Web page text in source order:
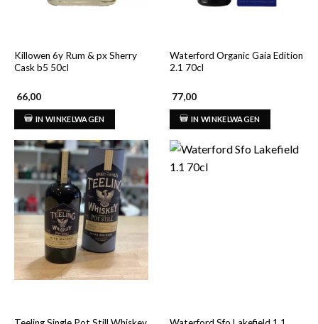
Killowen 6y Rum & px Sherry
Cask b5 50cl
66,00
IN WINKELWAGEN
Waterford Organic Gaia Edition
2.1 70cl
77,00
IN WINKELWAGEN